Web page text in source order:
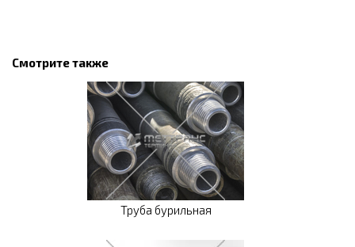
Смотрите также
Труба бурильная